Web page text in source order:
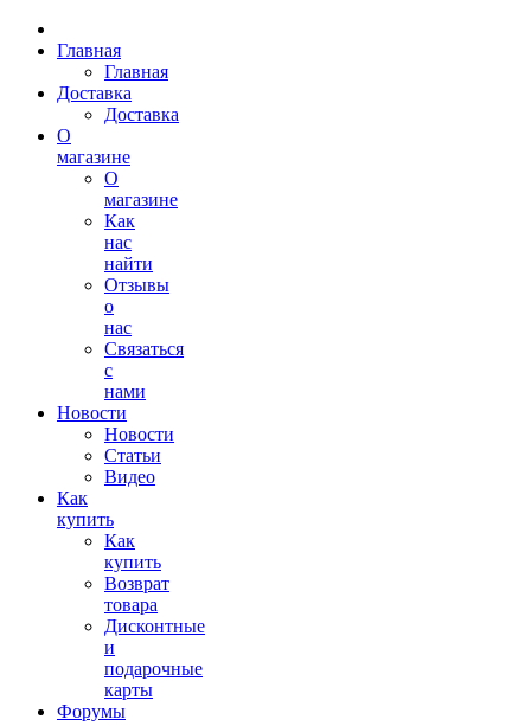
Главная
Главная
Доставка
Доставка
О
магазине
О
магазине
Как
нас
найти
Отзывы
о
нас
Связаться
с
нами
Новости
Новости
Статьи
Видео
Как
купить
Как
купить
Возврат
товара
Дисконтные
и
подарочные
карты
Форумы